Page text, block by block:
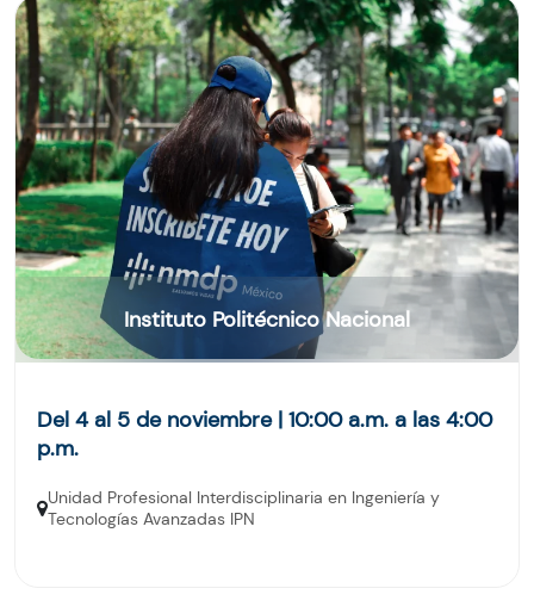
Instituto Politécnico Nacional
Del 4 al 5 de noviembre | 10:00 a.m. a las 4:00
p.m.
Unidad Profesional Interdisciplinaria en Ingeniería y
Tecnologías Avanzadas IPN